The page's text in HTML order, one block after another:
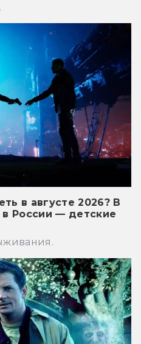
в августе 2026? В
России — детские